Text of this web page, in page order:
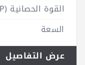
القوة الحصانية (HP)
السعة
عرض التفاصيل